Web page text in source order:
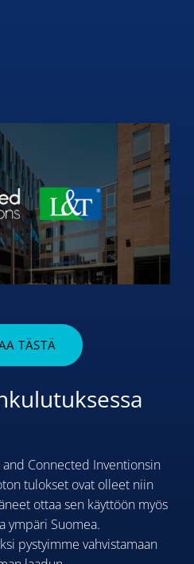
TÄSTÄ
Connected Inventionsin
tulokset ovat olleet niin
ottaa sen käyttöön myös
ympäri Suomea.
pystyimme vahvistamaan